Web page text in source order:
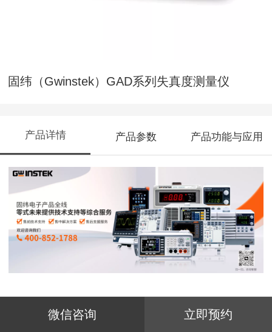
固纬（Gwinstek）GAD系列失真度测量仪
产品详情 产品参数 产品功能与应用
GAD-201G失真测试仪应用于音频范围内的
微信咨询 立即预约